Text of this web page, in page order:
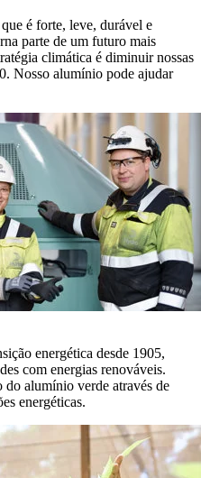
é forte, leve, durável e
parte de um futuro mais
climática é diminuir nossas
Nosso alumínio pode ajudar
energética desde 1905,
com energias renováveis.
do alumínio verde através de
energéticas.